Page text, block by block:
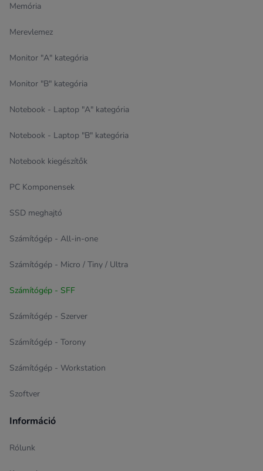
Memória
Merevlemez
Monitor "A" kategória
Monitor "B" kategória
Notebook - Laptop "A" kategória
Notebook - Laptop "B" kategória
Notebook kiegészítők
PC Komponensek
SSD meghajtó
Számítógép - All-in-one
Számítógép - Micro / Tiny / Ultra
Számítógép - SFF
Számítógép - Szerver
Számítógép - Torony
Számítógép - Workstation
Szoftver
Információ
Rólunk